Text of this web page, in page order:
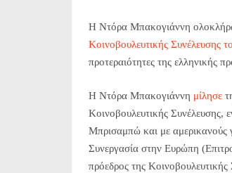
Η Ντόρα Μπακογιάννη
Κοινοβουλευτικής Συνέλευσης
προτεραιότητες της ελληνικής
Η Ντόρα Μπακογιάννη μίλησε
Κοινοβουλευτικής
Μπρισαμπώ και με αμερικανούς
Συνεργασία στην Ευρώπη
πρόεδρος της